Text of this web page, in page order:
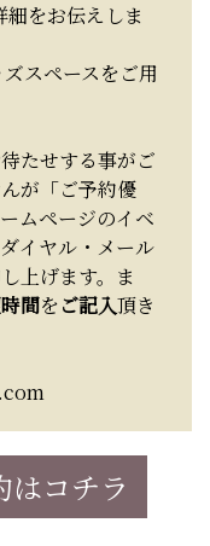
お伝えしま
ペースをご用
たせする事がご
が「ご予約優
ムページのイベ
イヤル・メール
上げます。ま
間をご記入頂き
はコチラ